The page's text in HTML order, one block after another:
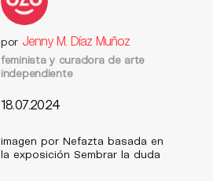
por Jenny M. Díaz Muñoz
feminista y curadora de arte
independiente
18.07.2024
imagen por Nefazta basada en
la exposición Sembrar la duda